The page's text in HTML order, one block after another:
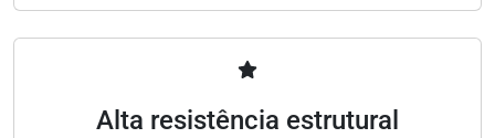
Alta resistência estrutural